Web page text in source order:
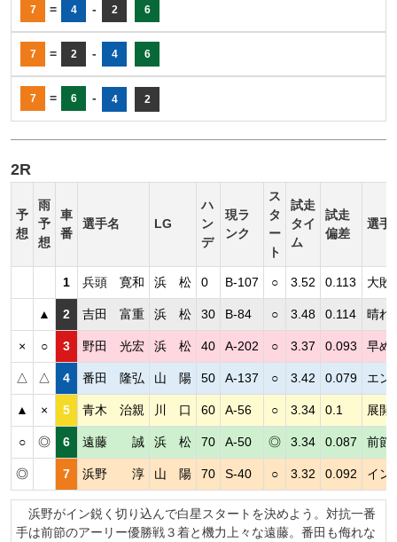
7 = 4 - 2 6
7 = 2 - 4 6
7 = 6 - 4 2
2R
予
想
雨
予
想
車
番
選手名 LG
ハ
ン
デ
現ラ
ンク
ス
タ
ー
ト
試走
タイ
ム
試走
偏差
選手
1 兵頭 寛和 浜 松 0 B-107 ○ 3.52 0.113 大敗
▲ 2 吉田 富重 浜 松 30 B-84 ○ 3.48 0.114 晴れ
× ○ 3 野田 光宏 浜 松 40 A-202 ○ 3.37 0.093 早め
△ △ 4 番田 隆弘 山 陽 50 A-137 ○ 3.42 0.079 エン
▲ × 5 青木 治親 川 口 60 A-56 ○ 3.34 0.1 展開
○ ◎ 6 遠藤 誠 浜 松 70 A-50 ◎ 3.34 0.087 前節
◎ 7 浜野 淳 山 陽 70 S-40 ○ 3.32 0.092 イン
浜野がイン鋭く切り込んで白星スタートを決めよう。対抗一番
手は前節のアーリー優勝戦３着と機力上々な遠藤。番田も侮れな